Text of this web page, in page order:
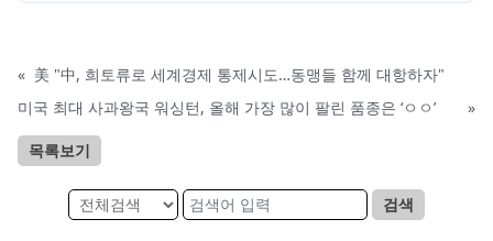
« 美 "中, 희토류로 세계경제 통제시도…동맹들 함께 대항하자"
미국 최대 사과왕국 워싱턴, 올해 가장 많이 팔린 품종은 ‘ㅇㅇ’
»
목록보기
검색